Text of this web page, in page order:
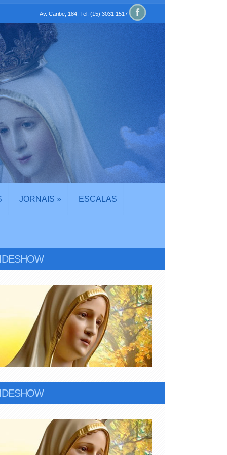
Av. Caribe, 184. Tel: (15) 3031.1517
JORNAIS » ESCALAS